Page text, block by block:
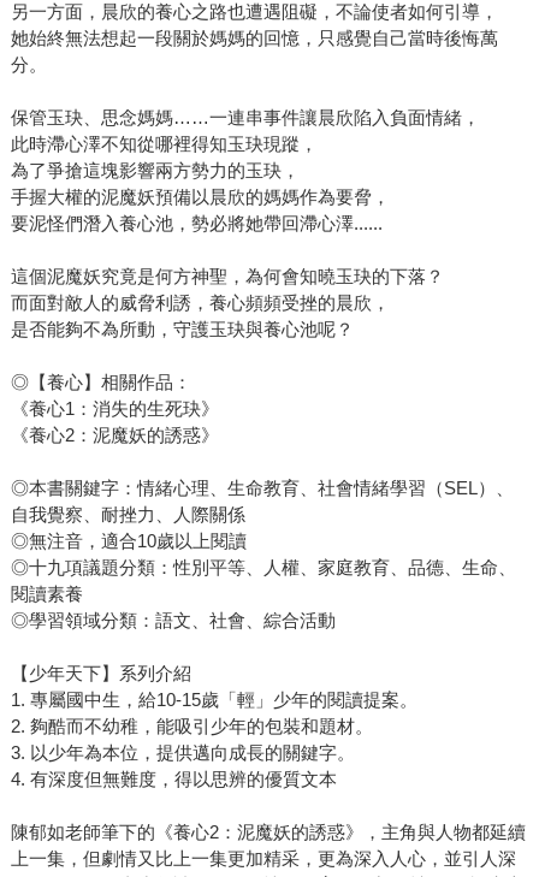
另一方面，晨欣的養心之路也遭遇阻礙，不論使者如何引導，
她始終無法想起一段關於媽媽的回憶，只感覺自己當時後悔萬
分。
保管玉玦、思念媽媽……一連串事件讓晨欣陷入負面情緒，
此時滯心澤不知從哪裡得知玉玦現蹤，
為了爭搶這塊影響兩方勢力的玉玦，
手握大權的泥魔妖預備以晨欣的媽媽作為要脅，
要泥怪們潛入養心池，勢必將她帶回滯心澤......
這個泥魔妖究竟是何方神聖，為何會知曉玉玦的下落？
而面對敵人的威脅利誘，養心頻頻受挫的晨欣，
是否能夠不為所動，守護玉玦與養心池呢？
◎【養心】相關作品：
《養心1：消失的生死玦》
《養心2：泥魔妖的誘惑》
◎本書關鍵字：情緒心理、生命教育、社會情緒學習（SEL）、
自我覺察、耐挫力、人際關係
◎無注音，適合10歲以上閱讀
◎十九項議題分類：性別平等、人權、家庭教育、品德、生命、
閱讀素養
◎學習領域分類：語文、社會、綜合活動
【少年天下】系列介紹
1. 專屬國中生，給10-15歲「輕」少年的閱讀提案。
2. 夠酷而不幼稚，能吸引少年的包裝和題材。
3. 以少年為本位，提供邁向成長的關鍵字。
4. 有深度但無難度，得以思辨的優質文本
陳郁如老師筆下的《養心2：泥魔妖的誘惑》，主角與人物都延續
上一集，但劇情又比上一集更加精采，更為深入人心，並引人深